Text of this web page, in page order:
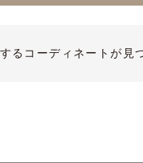
るコーディネートが見